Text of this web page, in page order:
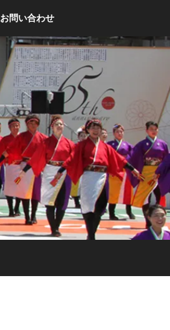
お問い合わせ